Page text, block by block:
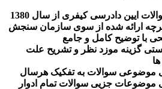
گرداوری 20 دوره سوالات ایین دادرسی کیفری از سال 1380
با توضیح کامل و جامع
گزینه موزد نظر و تشریح علت
موضوعی سوالات به تفکیک هرسال
موضوعات جزیی سوالات تمام ادوار